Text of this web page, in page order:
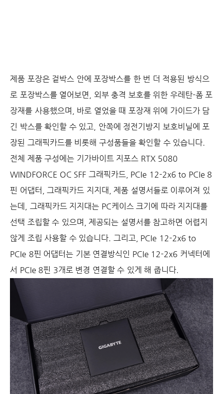
제품 포장은 겉박스 안에 포장박스를 한 번 더 적용된 방식으
로 포장박스를 열어보면, 외부 충격 보호를 위한 우레탄-폼 포
장재를 사용했으며, 바로 열었을 때 포장재 위에 가이드가 담
긴 박스를 확인할 수 있고, 안쪽에 정전기방지 보호비닐에 포
장된 그래픽카드를 비롯해 구성품들을 확인할 수 있습니다.
전체 제품 구성에는 기가바이트 지포스 RTX 5080
WINDFORCE OC SFF 그래픽카드, PCIe 12-2x6 to PCIe 8
핀 어댑터, 그래픽카드 지지대, 제품 설명서들로 이루어져 있
는데, 그래픽카드 지지대는 PC케이스 크기에 따라 지지대를
선택 조립할 수 있으며, 제공되는 설명서를 참고하면 어렵지
않게 조립 사용할 수 있습니다. 그리고, PCIe 12-2x6 to
PCIe 8핀 어댑터는 기본 연결방식인 PCIe 12-2x6 커넥터에
서 PCIe 8핀 3개로 변경 연결할 수 있게 해 줍니다.